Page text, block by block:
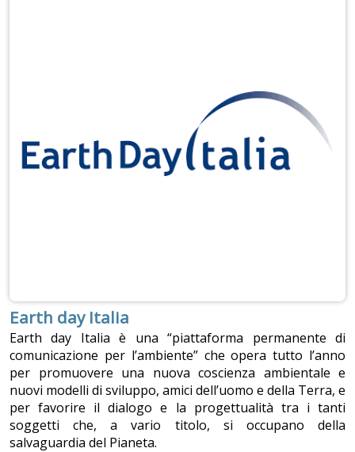
Earth day Italia
Earth day Italia è una “piattaforma permanente di
comunicazione per l’ambiente” che opera tutto l’anno
per promuovere una nuova coscienza ambientale e
nuovi modelli di sviluppo, amici dell’uomo e della Terra, e
per favorire il dialogo e la progettualità tra i tanti
soggetti che, a vario titolo, si occupano della
salvaguardia del Pianeta.